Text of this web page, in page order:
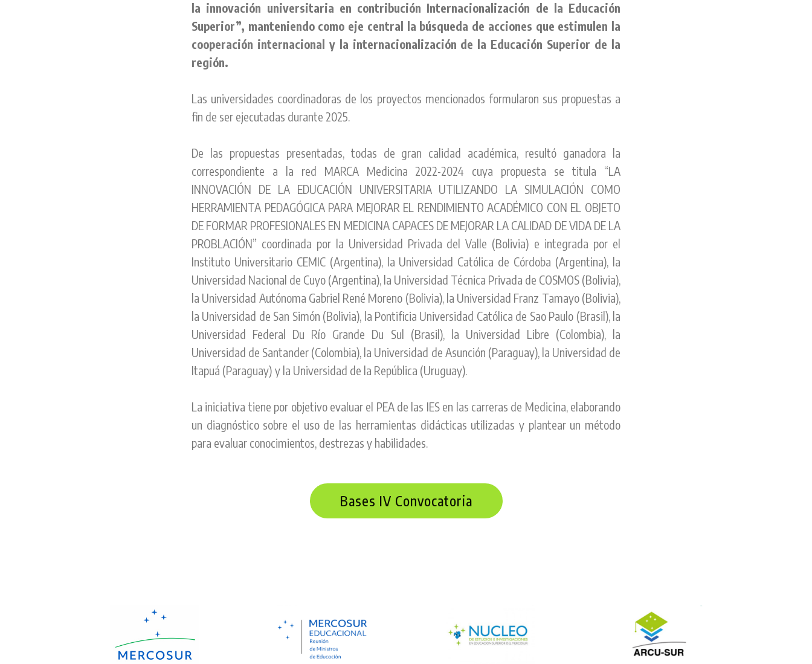
la innovación universitaria en contribución Internacionalización de la Educación
Superior”, manteniendo como eje central la búsqueda de acciones que estimulen la
cooperación internacional y la internacionalización de la Educación Superior de la
región.
Las universidades coordinadoras de los proyectos mencionados formularon sus propuestas a
fin de ser ejecutadas durante 2025.
De las propuestas presentadas, todas de gran calidad académica, resultó ganadora la
correspondiente a la red MARCA Medicina 2022-2024 cuya propuesta se titula “LA
INNOVACIÓN DE LA EDUCACIÓN UNIVERSITARIA UTILIZANDO LA SIMULACIÓN COMO
HERRAMIENTA PEDAGÓGICA PARA MEJORAR EL RENDIMIENTO ACADÉMICO CON EL OBJETO
DE FORMAR PROFESIONALES EN MEDICINA CAPACES DE MEJORAR LA CALIDAD DE VIDA DE LA
PROBLACIÓN” coordinada por la Universidad Privada del Valle (Bolivia) e integrada por el
Instituto Universitario CEMIC (Argentina), la Universidad Católica de Córdoba (Argentina), la
Universidad Nacional de Cuyo (Argentina), la Universidad Técnica Privada de COSMOS (Bolivia),
la Universidad Autónoma Gabriel René Moreno (Bolivia), la Universidad Franz Tamayo (Bolivia),
la Universidad de San Simón (Bolivia), la Pontificia Universidad Católica de Sao Paulo (Brasil), la
Universidad Federal Du Río Grande Du Sul (Brasil), la Universidad Libre (Colombia), la
Universidad de Santander (Colombia), la Universidad de Asunción (Paraguay), la Universidad de
Itapuá (Paraguay) y la Universidad de la República (Uruguay).
La iniciativa tiene por objetivo evaluar el PEA de las IES en las carreras de Medicina, elaborando
un diagnóstico sobre el uso de las herramientas didácticas utilizadas y plantear un método
para evaluar conocimientos, destrezas y habilidades.
Bases IV Convocatoria